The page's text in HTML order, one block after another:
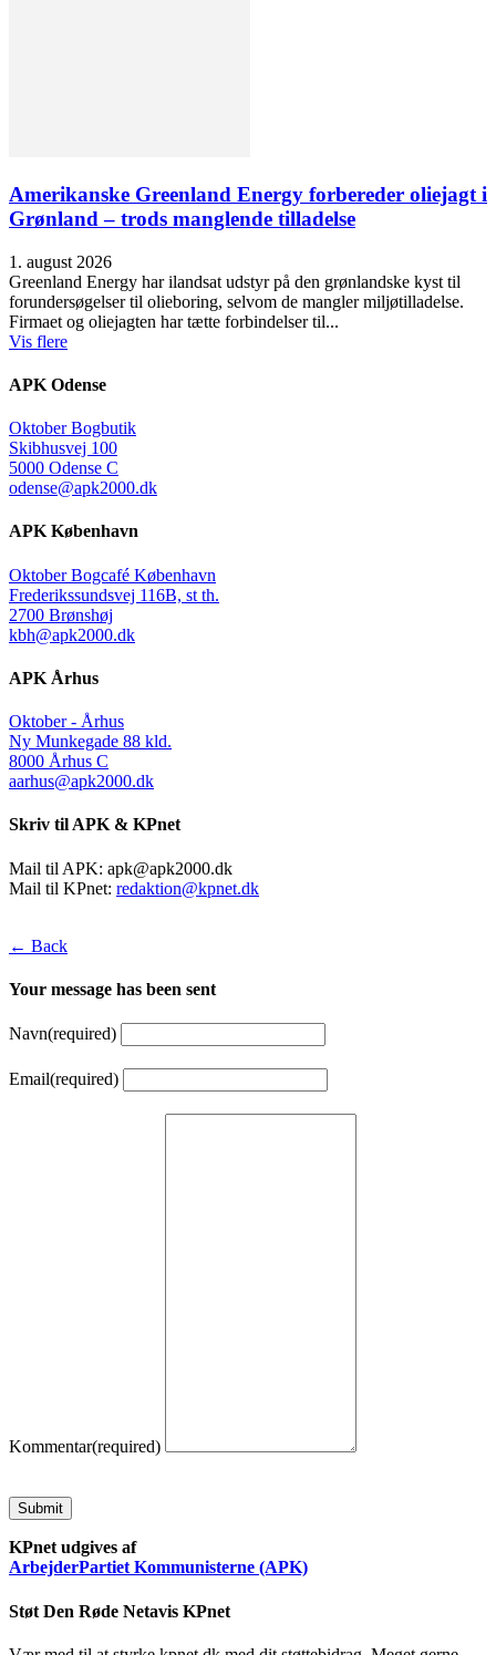
Amerikanske Greenland Energy forbereder oliejagt i
Grønland – trods manglende tilladelse
1. august 2026
Greenland Energy har ilandsat udstyr på den grønlandske kyst til
forundersøgelser til olieboring, selvom de mangler miljøtilladelse.
Firmaet og oliejagten har tætte forbindelser til...
Vis flere
APK Odense
Oktober Bogbutik
Skibhusvej 100
5000 Odense C
odense@apk2000.dk
APK København
Oktober Bogcafé København
Frederikssundsvej 116B, st th.
2700 Brønshøj
kbh@apk2000.dk
APK Århus
Oktober - Århus
Ny Munkegade 88 kld.
8000 Århus C
aarhus@apk2000.dk
Skriv til APK & KPnet
Mail til APK: apk@apk2000.dk
Mail til KPnet: redaktion@kpnet.dk
← Back
Your message has been sent
Navn(required)
Email(required)
Kommentar(required)
Submit
KPnet udgives af
ArbejderPartiet Kommunisterne (APK)
Støt Den Røde Netavis KPnet